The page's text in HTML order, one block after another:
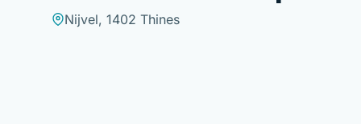
Nijvel, 1402 Thines